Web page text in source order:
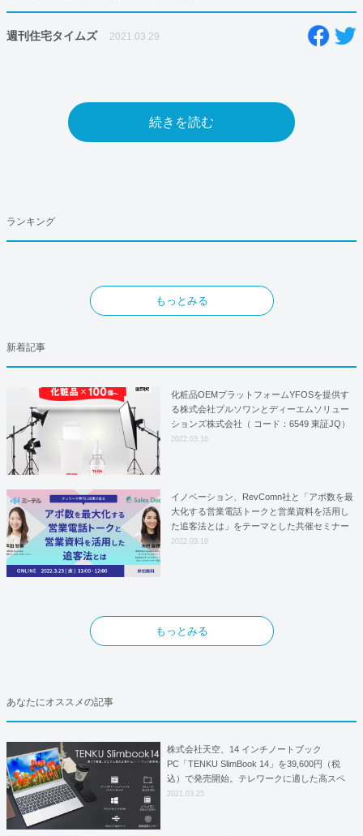
週刊住宅タイムズ 2021.03.29
続きを読む
ランキング
もっとみる
新着記事
化粧品OEMプラットフォームYFOSを提供す
る株式会社プルソワンとディーエムソリュー
ションズ株式会社（ コード：6549 東証JQ）
はYFOSにおけるロジスティクスパートナー
2022.03.16
イノベーション、RevComn社と「アポ数を最
大化する営業電話トークと営業資料を活用し
た追客法とは」をテーマとした共催セミナー
を開催！
2022.03.16
もっとみる
あなたにオススメの記事
株式会社天空、14 インチノートブック
PC「TENKU SlimBook 14」を39,600円（税
込）で発売開始。テレワークに適した高スペ
ック
2021.03.25